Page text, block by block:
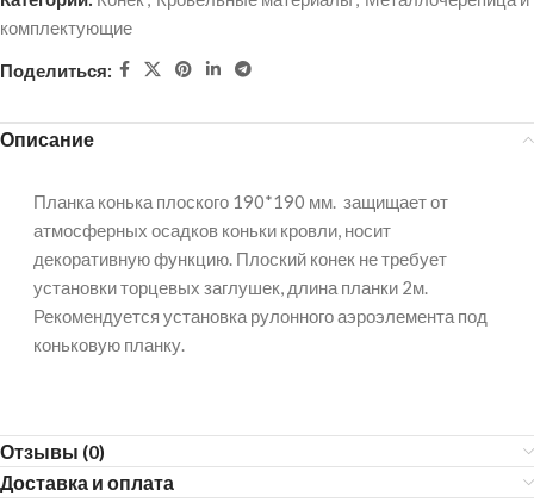
комплектующие
Поделиться:
Описание
Планка конька плоского 190*190 мм. защищает от
атмосферных осадков коньки кровли, носит
декоративную функцию. Плоский конек не требует
установки торцевых заглушек, длина планки 2м.
Рекомендуется установка рулонного аэроэлемента под
коньковую планку.
Отзывы (0)
Доставка и оплата